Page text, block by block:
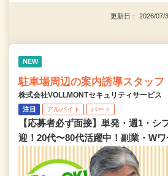
更新日： 2026/
NEW
駐車場周辺の案内誘導スタッフ
株式会社VOLLMONTセキュリティサービス
注目 アルバイト パート
【応募者必ず面接】単発・週1・シ
迎！20代〜80代活躍中！副業・Wワ